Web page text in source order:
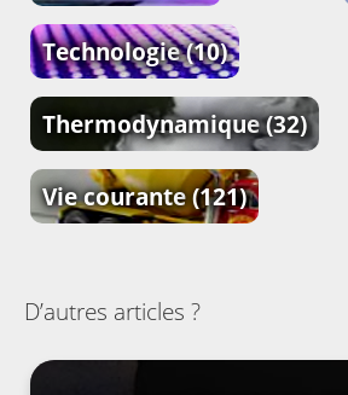
Technologie(10)
Thermodynamique(32)
Vie courante(121)
D’autres articles ?